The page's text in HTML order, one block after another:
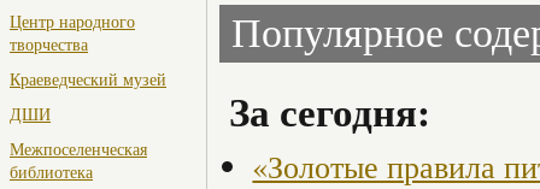
Центр народного
творчества
Краеведческий музей
ДШИ
Межпоселенческая
библиотека
Популярное
За сегодня:
«Золотые правила